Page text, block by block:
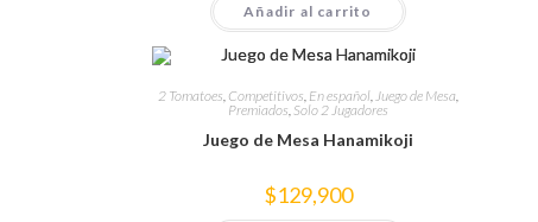
Añadir al carrito
2 Tomatoes, Competitivos, En español,Juego de Mesa,
Premiados, Solo 2 Jugadores
Juego de Mesa Hanamikoji
$129,900